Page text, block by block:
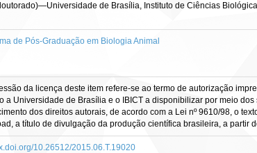
de Brasília, Instituto de Ciências
de Pós-Graduação em Biologia Animal
da licença deste item refere-se ao termo de autorização
a Universidade de Brasília e o IBICT a disponibilizar por meio
dos direitos autorais, de acordo com a Lei nº 9610/98, o
a título de divulgação da produção científica brasileira, a partir
10.26512/2015.06.T.19020